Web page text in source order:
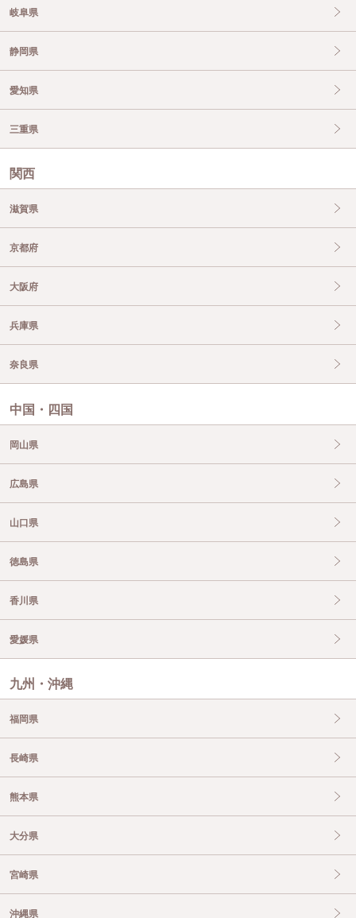
岐阜県
静岡県
愛知県
三重県
関西
滋賀県
京都府
大阪府
兵庫県
奈良県
中国・四国
岡山県
広島県
山口県
徳島県
香川県
愛媛県
九州・沖縄
福岡県
長崎県
熊本県
大分県
宮崎県
沖縄県